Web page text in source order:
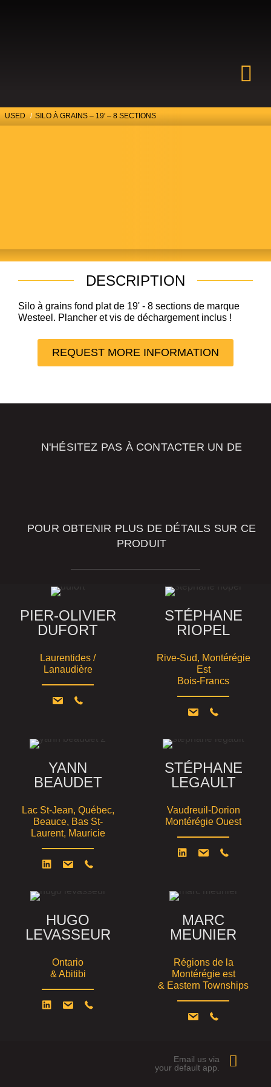
USED / SILO À GRAINS – 19′ – 8 SECTIONS
DESCRIPTION
Silo à grains fond plat de 19' - 8 sections de marque
Westeel. Plancher et vis de déchargement inclus !
REQUEST MORE INFORMATION
N'HÉSITEZ PAS À CONTACTER UN DE
POUR OBTENIR PLUS DE DÉTAILS SUR CE
PRODUIT
PIER-OLIVIER
DUFORT
Laurentides /
Lanaudière
STÉPHANE
RIOPEL
Rive-Sud, Montérégie
Est
Bois-Francs
YANN
BEAUDET
Lac St-Jean, Québec,
Beauce, Bas St-
Laurent, Mauricie
STÉPHANE
LEGAULT
Vaudreuil-Dorion
Montérégie Ouest
HUGO
LEVASSEUR
Ontario
& Abitibi
MARC
MEUNIER
Régions de la
Montérégie est
& Eastern Townships
Email us via
your default app.